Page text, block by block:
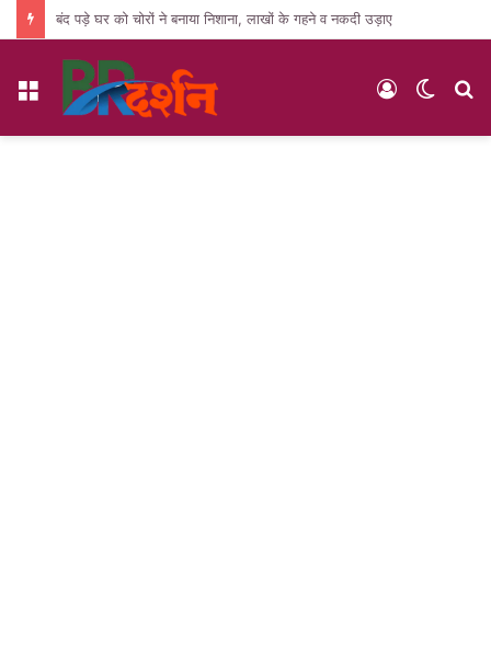
बंद पड़े घर को चोरों ने बनाया निशाना, लाखों के गहने व नकदी उड़ाए
Menu
Switch
Log